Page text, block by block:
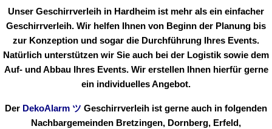
Unser Geschirrverleih in Hardheim ist mehr als ein einfacher
Geschirrverleih. Wir helfen Ihnen von Beginn der Planung bis
zur Konzeption und sogar die Durchführung Ihres Events.
Natürlich unterstützen wir Sie auch bei der Logistik sowie dem
Auf- und Abbau Ihres Events. Wir erstellen Ihnen hierfür gerne
ein individuelles Angebot.
Der DekoAlarm ツ Geschirrverleih ist gerne auch in folgenden
Nachbargemeinden Bretzingen, Dornberg, Erfeld,